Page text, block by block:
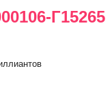
Г15265